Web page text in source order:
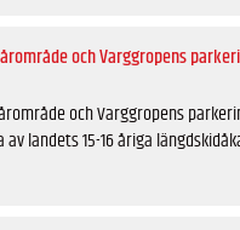
och Varggropens
och Varggropens
landets 15-16 åriga